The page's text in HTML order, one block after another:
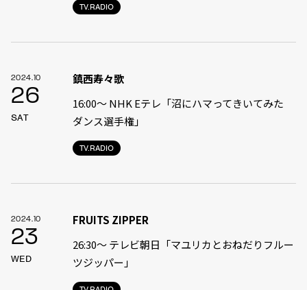
TV.RADIO
2024.10
26
SAT
TV.RADIO
鎮西寿々歌
16:00〜 NHK Eテレ「沼にハマってきいてみた
ダンス選手権」
2024.10
23
WED
FRUITS ZIPPER
26:30～ テレビ朝日「マユリカとおねだりフルー
ツジッパー」